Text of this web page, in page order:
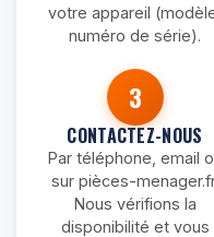
votre appareil
numéro de série).
3
CONTACTEZ-NOUS
Par téléphone, email
sur pièces-
Nous vérifions la
disponibilité et vous